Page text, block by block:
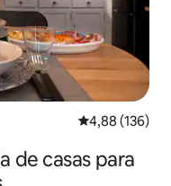
4,88 de uma
4,88 (136)
de casas para